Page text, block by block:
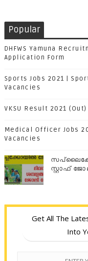
Popular
DHFWS Yamuna
Application Form
Sports Jobs 2021 |
Vacancies
VKSU Result 2021
Medical Officer Jobs
Vacancies
സ്റ്റാഫ്
Get All The
Into